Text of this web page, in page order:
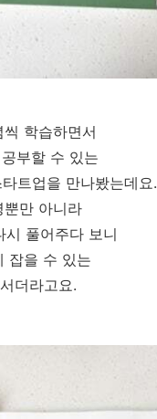
학습하면서
부할 수 있는
트업을 만나봤는데요.
만 아니라
풀어주다 보니
잡을 수 있는
더라고요.